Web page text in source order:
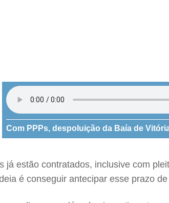
Com PPPs, despoluição da Baía de
já estão contratados, inclusive com
é conseguir antecipar esse prazo